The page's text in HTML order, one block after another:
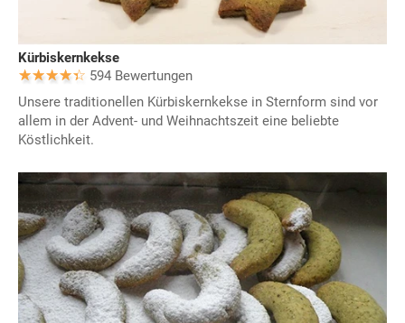
Kürbiskernkekse
594 Bewertungen
Unsere traditionellen Kürbiskernkekse in Sternform sind vor
allem in der Advent- und Weihnachtszeit eine beliebte
Köstlichkeit.